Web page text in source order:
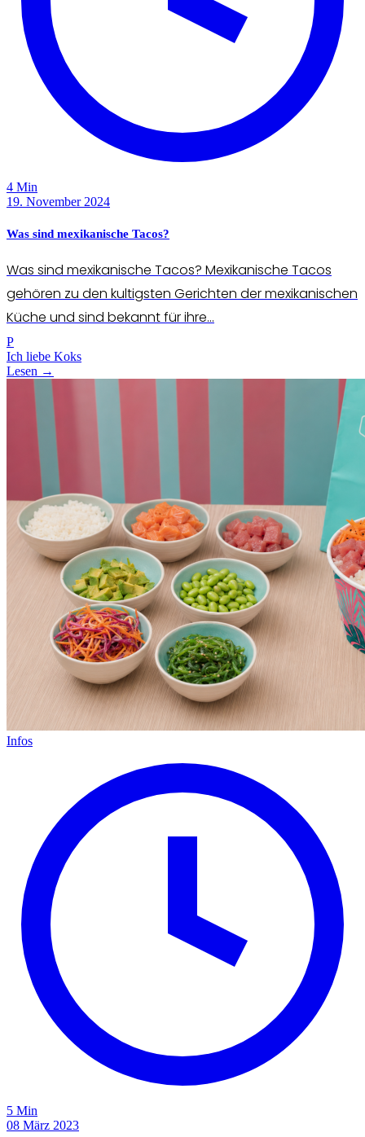
4 Min
19. November 2024
Was sind mexikanische Tacos?
Was sind mexikanische Tacos? Mexikanische Tacos
gehören zu den kultigsten Gerichten der mexikanischen
Küche und sind bekannt für ihre...
P
Ich liebe Koks
Lesen →
Infos
5 Min
08 März 2023